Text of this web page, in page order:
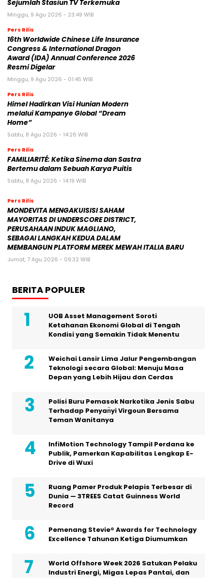
Sejumlah Stasiun TV Terkemuka
Minggu, 9 Agu 2026 - 23:49 WIB
Pers Rilis
16th Worldwide Chinese Life Insurance
Congress & International Dragon
Award (IDA) Annual Conference 2026
Resmi Digelar
Minggu, 9 Agu 2026 - 01:45 WIB
Pers Rilis
Himel Hadirkan Visi Hunian Modern
melalui Kampanye Global “Dream
Home”
Sabtu, 8 Agu 2026 - 14:26 WIB
Pers Rilis
FAMILIARITÉ: Ketika Sinema dan Sastra
Bertemu dalam Sebuah Karya Puitis
Sabtu, 8 Agu 2026 - 14:19 WIB
Pers Rilis
MONDEVITA MENGAKUISISI SAHAM
MAYORITAS DI UNDERSCORE DISTRICT,
PERUSAHAAN INDUK MAGLIANO,
SEBAGAI LANGKAH KEDUA DALAM
MEMBANGUN PLATFORM MEREK MEWAH ITALIA BARU
Jumat, 7 Agu 2026 - 09:32 WIB
BERITA POPULER
UOB Asset Management Soroti
Ketahanan Ekonomi Global di Tengah
Kondisi yang Semakin Tidak Menentu
Weichai Lansir Lima Jalur Pengembangan
Teknologi secara Global: Menuju Masa
Depan yang Lebih Hijau dan Cerdas
Polisi Buru Pemasok Narkotika Jenis Sabu
Terhadap Penyan̈yi Virgoun Bersama
Teman Wanitanya
InfiMotion Technology Tampil Perdana ke
Publik, Pamerkan Kapabilitas Lengkap E-
Drive di Wuxi
Ruang Pamer Produk Pelapis Terbesar di
Dunia — 3TREES Catat Guinness World
Record
Pemenang Stevie® Awards for Technology
Excellence Tahunan Ketiga Diumumkan
World Offshore Week 2026 Satukan Pelaku
Industri Energi, Migas Lepas Pantai, dan